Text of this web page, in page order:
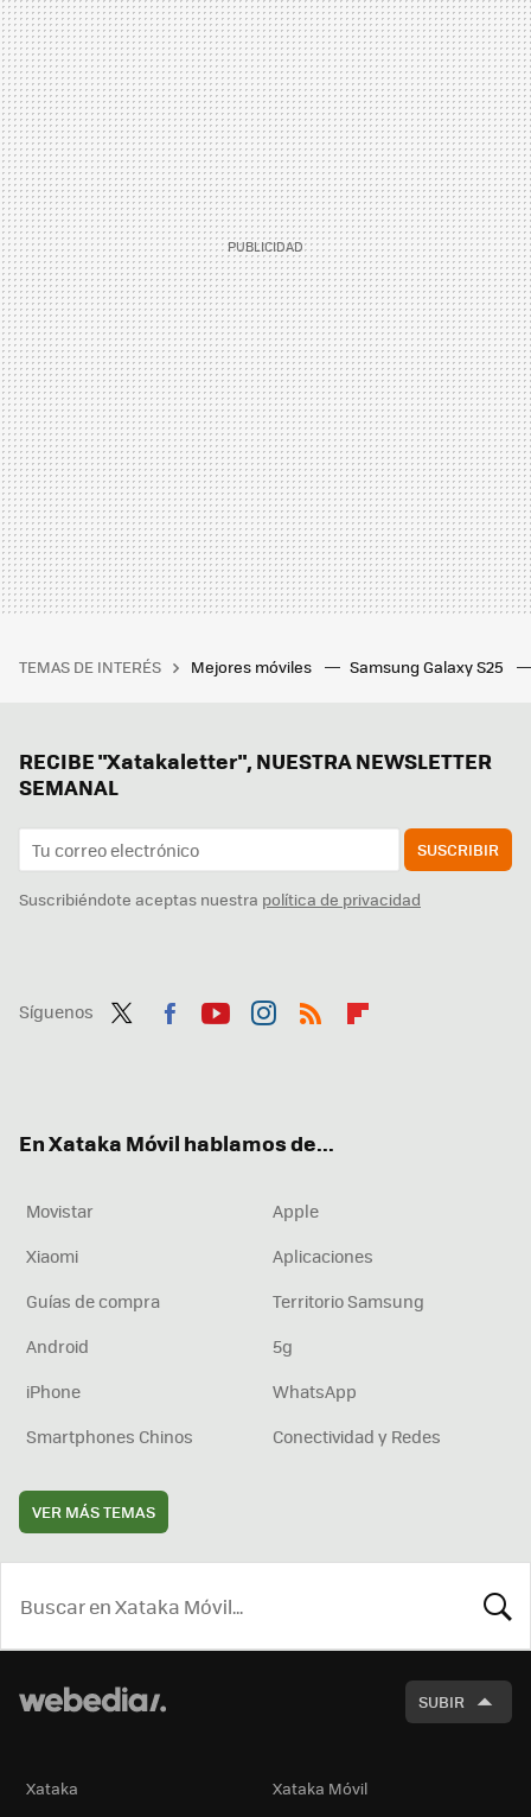
TEMAS DE INTERÉS Mejores móviles Samsung Galaxy S25
RECIBE "Xatakaletter", NUESTRA NEWSLETTER
SEMANAL
SUSCRIBIR
Suscribiéndote aceptas nuestra política de privacidad
Síguenos
En Xataka Móvil hablamos de...
Movistar
Apple
Xiaomi
Aplicaciones
Guías de compra
Territorio Samsung
Android
5g
iPhone
WhatsApp
Smartphones Chinos
Conectividad y Redes
VER MÁS TEMAS
SUBIR
Xataka Xataka Móvil